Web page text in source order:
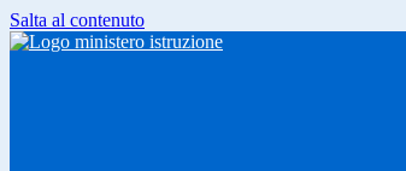
Salta al contenuto